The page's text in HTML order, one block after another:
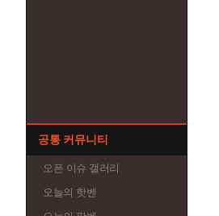
공통 커뮤니티
오픈 이슈 갤러리
오늘의 핫벤